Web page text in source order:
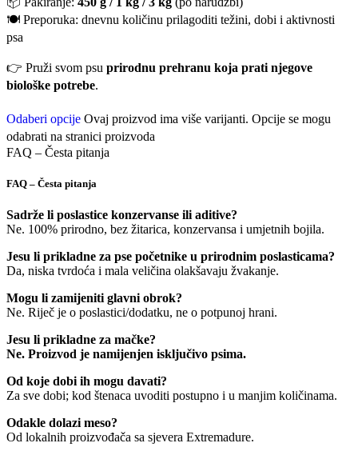
🍽️ Preporuka: dnevnu količinu prilagoditi težini, dobi i aktivnosti
psa
👉 Pruži svom psu prirodnu prehranu koja prati njegove
biološke potrebe.
Odaberi opcije Ovaj proizvod ima više varijanti. Opcije se mogu
odabrati na stranici proizvoda
FAQ – Česta pitanja
FAQ – Česta pitanja
Sadrže li poslastice konzervanse ili aditive?
Ne. 100% prirodno, bez žitarica, konzervansa i umjetnih bojila.
Jesu li prikladne za pse početnike u prirodnim poslasticama?
Da, niska tvrdoća i mala veličina olakšavaju žvakanje.
Mogu li zamijeniti glavni obrok?
Ne. Riječ je o poslastici/dodatku, ne o potpunoj hrani.
Jesu li prikladne za mačke?
Ne. Proizvod je namijenjen isključivo psima.
Od koje dobi ih mogu davati?
Za sve dobi; kod štenaca uvoditi postupno i u manjim količinama.
Odakle dolazi meso?
Od lokalnih proizvođača sa sjevera Extremadure.